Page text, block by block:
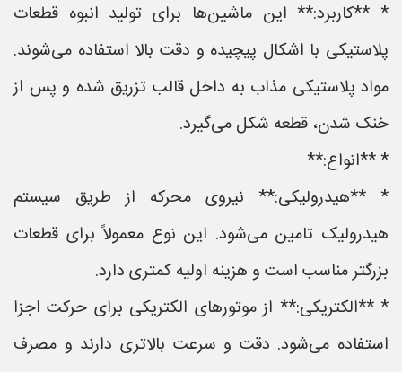
* **کاربرد:** این ماشین‌ها برای تولید انبوه قطعات
پلاستیکی با اشکال پیچیده و دقت بالا استفاده می‌شوند.
مواد پلاستیکی مذاب به داخل قالب تزریق شده و پس از
خنک شدن، قطعه شکل می‌گیرد.
* **انواع:**
* **هیدرولیکی:** نیروی محرکه از طریق سیستم
هیدرولیک تامین می‌شود. این نوع معمولاً برای قطعات
بزرگتر مناسب است و هزینه اولیه کمتری دارد.
* **الکتریکی:** از موتورهای الکتریکی برای حرکت اجزا
استفاده می‌شود. دقت و سرعت بالاتری دارند و مصرف